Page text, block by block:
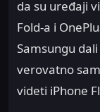
da su uređaji
Fold-a i
Samsungu
verovatno
videti iPhone